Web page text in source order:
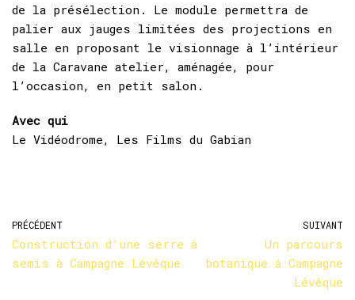
de la présélection. Le module permettra de
palier aux jauges limitées des projections en
salle en proposant le visionnage à l’intérieur
de la Caravane atelier, aménagée, pour
l’occasion, en petit salon.
Avec qui
Le Vidéodrome, Les Films du Gabian
PRÉCÉDENT
Construction d’une serre à
semis à Campagne Lévêque
SUIVANT
Un parcours
botanique à Campagne
Lévêque